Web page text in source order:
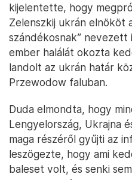
kijelentette, hogy
Zelenszkij ukrán elnököt
szándékosnak”
ember halálát okozta
landolt az ukrán határ
Przewodow faluban.
Duda elmondta, hogy
Lengyelország, Ukrajna
maga részéről gyűjti az
leszögezte, hogy ami
baleset volt, és senki